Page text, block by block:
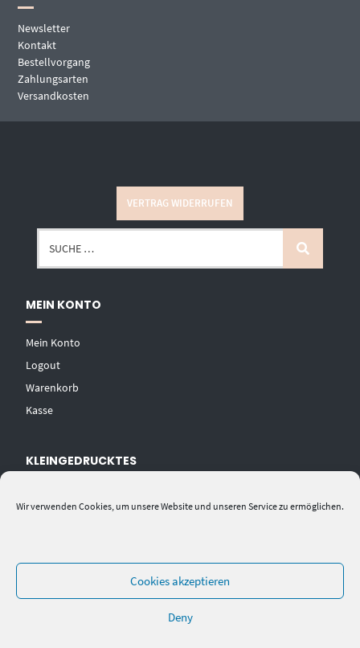
Wir verwenden Cookies, um unsere Website und unseren Service zu ermöglichen.
Cookies akzeptieren
Deny
Newsletter
Kontakt
Bestellvorgang
Zahlungsarten
Versandkosten
VERTRAG WIDERRUFEN
MEIN KONTO
Mein Konto
Logout
Warenkorb
Kasse
KLEINGEDRUCKTES
Impressum